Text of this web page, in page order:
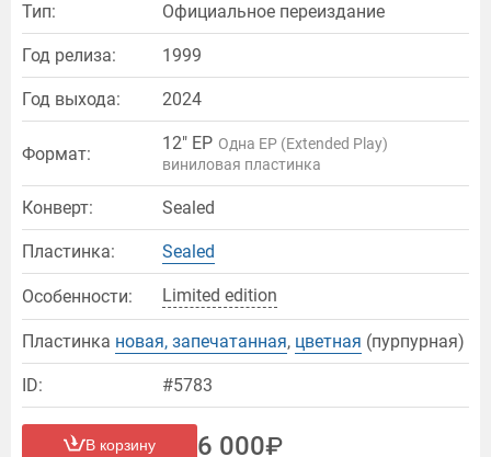
Тип: Официальное переиздание
Год релиза: 1999
Год выхода: 2024
Формат: 12" EP Одна EP (Extended Play)
виниловая пластинка
Конверт: Sealed
Пластинка: Sealed
Особенности: Limited edition
Пластинка новая, запечатанная, цветная (пурпурная)
ID: #5783
В корзину 6 000